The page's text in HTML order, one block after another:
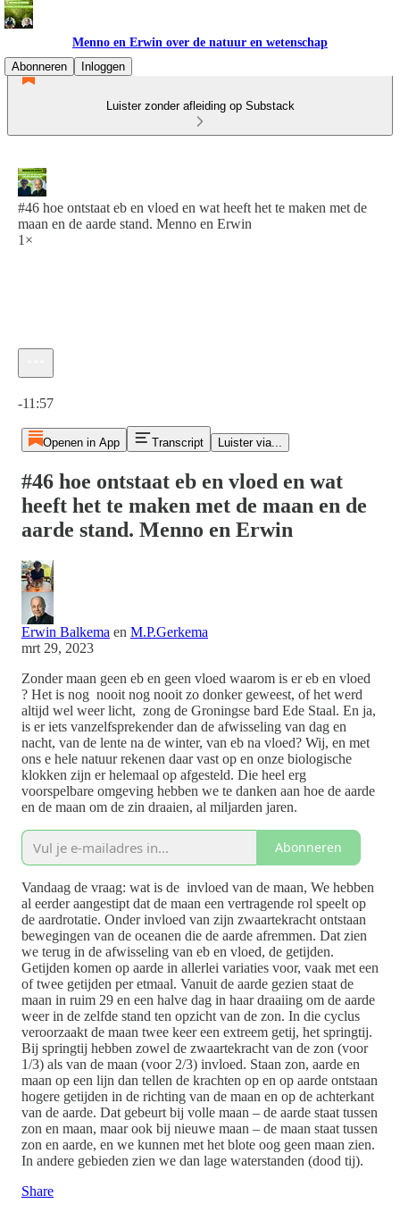
Menno en Erwin over de natuur en wetenschap
Abonneren
Inloggen
Luister zonder afleiding op Substack
#46 hoe ontstaat eb en vloed en wat heeft het te maken met de
maan en de aarde stand. Menno en Erwin
1×
-11:57
Openen in App Transcript Luister via...
#46 hoe ontstaat eb en vloed en wat
heeft het te maken met de maan en de
aarde stand. Menno en Erwin
Erwin Balkema en M.P.Gerkema
mrt 29, 2023
Zonder maan geen eb en geen vloed waarom is er eb en vloed
? Het is nog nooit nog nooit zo donker geweest, of het werd
altijd wel weer licht, zong de Groningse bard Ede Staal. En ja,
is er iets vanzelfsprekender dan de afwisseling van dag en
nacht, van de lente na de winter, van eb na vloed? Wij, en met
ons e hele natuur rekenen daar vast op en onze biologische
klokken zijn er helemaal op afgesteld. Die heel erg
voorspelbare omgeving hebben we te danken aan hoe de aarde
en de maan om de zin draaien, al miljarden jaren.
Abonneren
Vandaag de vraag: wat is de invloed van de maan, We hebben
al eerder aangestipt dat de maan een vertragende rol speelt op
de aardrotatie. Onder invloed van zijn zwaartekracht ontstaan
bewegingen van de oceanen die de aarde afremmen. Dat zien
we terug in de afwisseling van eb en vloed, de getijden.
Getijden komen op aarde in allerlei variaties voor, vaak met een
of twee getijden per etmaal. Vanuit de aarde gezien staat de
maan in ruim 29 en een halve dag in haar draaiing om de aarde
weer in de zelfde stand ten opzicht van de zon. In die cyclus
veroorzaakt de maan twee keer een extreem getij, het springtij.
Bij springtij hebben zowel de zwaartekracht van de zon (voor
1/3) als van de maan (voor 2/3) invloed. Staan zon, aarde en
maan op een lijn dan tellen de krachten op en op aarde ontstaan
hogere getijden in de richting van de maan en op de achterkant
van de aarde. Dat gebeurt bij volle maan – de aarde staat tussen
zon en maan, maar ook bij nieuwe maan – de maan staat tussen
zon en aarde, en we kunnen met het blote oog geen maan zien.
In andere gebieden zien we dan lage waterstanden (dood tij).
Share